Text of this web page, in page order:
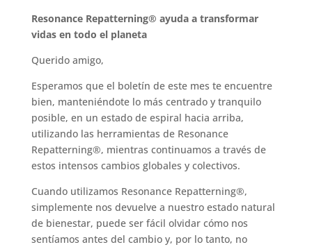
Resonance Repatterning® ayuda a transformar
vidas en todo el planeta
Querido amigo,
Esperamos que el boletín de este mes te encuentre
bien, manteniéndote lo más centrado y tranquilo
posible, en un estado de espiral hacia arriba,
utilizando las herramientas de Resonance
Repatterning®, mientras continuamos a través de
estos intensos cambios globales y colectivos.
Cuando utilizamos Resonance Repatterning®,
simplemente nos devuelve a nuestro estado natural
de bienestar, puede ser fácil olvidar cómo nos
sentíamos antes del cambio y, por lo tanto, no